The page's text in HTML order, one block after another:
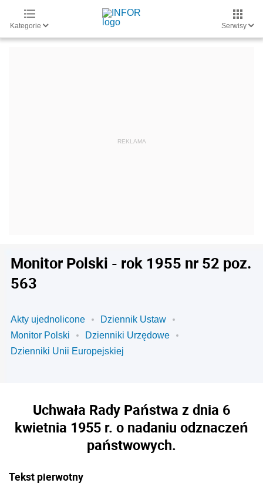
Kategorie Serwisy
Monitor Polski - rok 1955 nr 52 poz.
563
Akty ujednolicone
Dziennik Ustaw
Monitor Polski
Dzienniki Urzędowe
Dzienniki Unii Europejskiej
Uchwała Rady Państwa z dnia 6
kwietnia 1955 r. o nadaniu odznaczeń
państwowych.
Tekst pierwotny